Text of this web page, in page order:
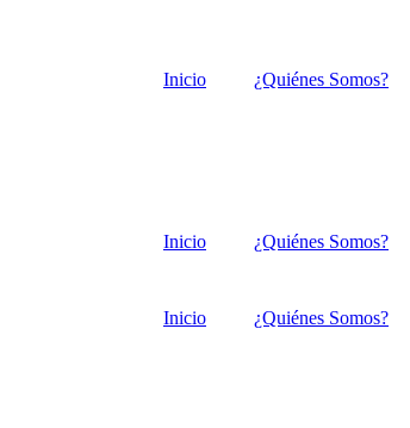
Inicio ¿Quiénes Somos?
Inicio
¿Quiénes Somos?
Inicio ¿Quiénes Somos?